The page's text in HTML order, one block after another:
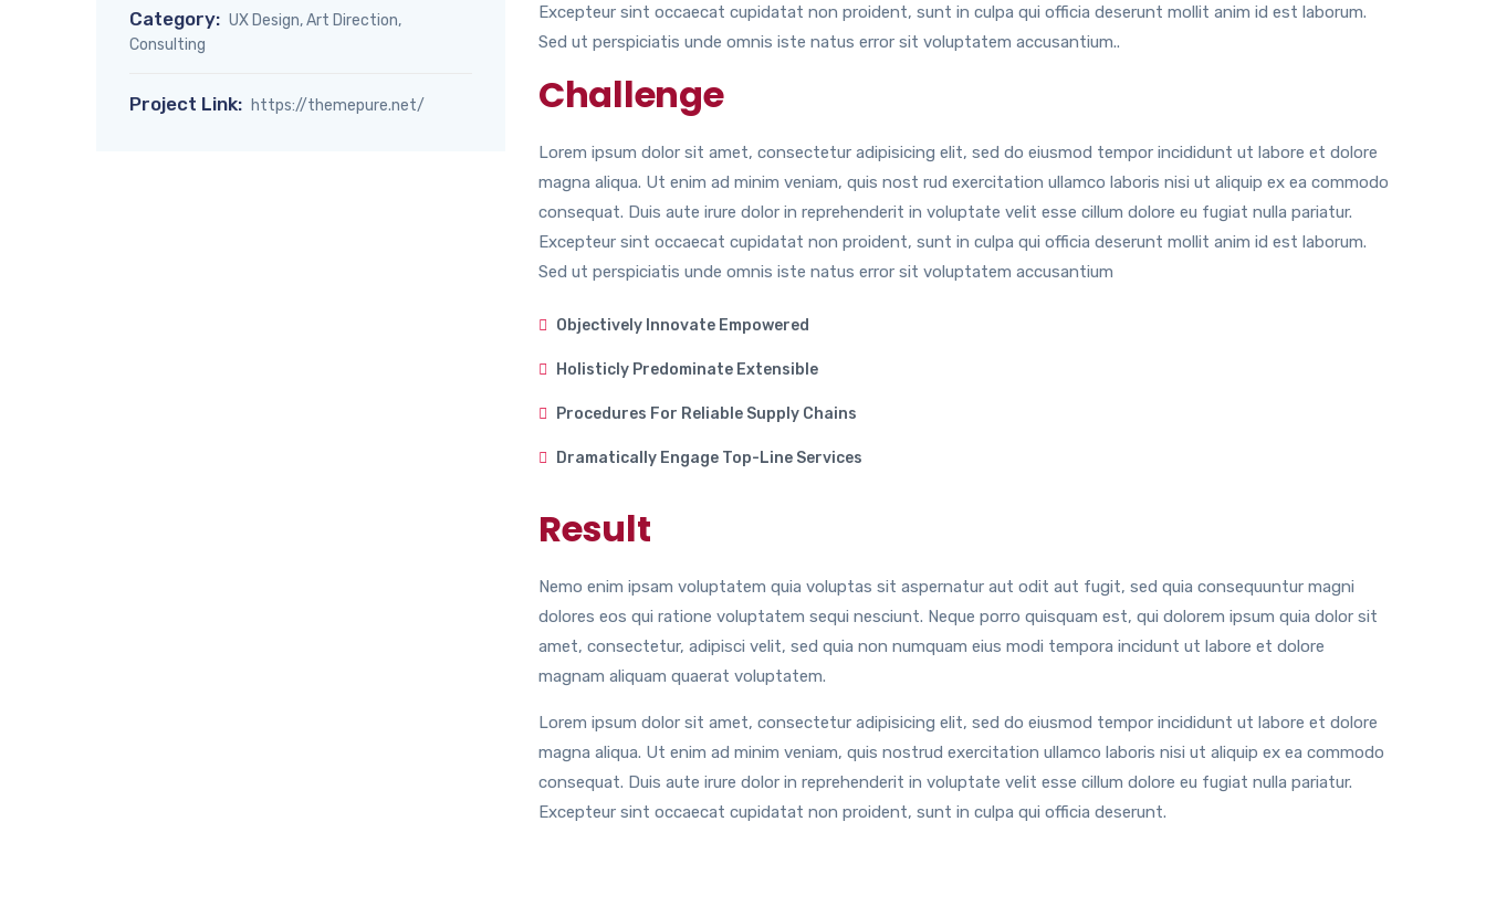
Category: UX Design, Art Direction,
Consulting
Project Link: https://themepure.net/
Excepteur sint occaecat cupidatat non proident, sunt in culpa qui officia deserunt mollit anim id est laborum.
Sed ut perspiciatis unde omnis iste natus error sit voluptatem accusantium..
Challenge
Lorem ipsum dolor sit amet, consectetur adipisicing elit, sed do eiusmod tempor incididunt ut labore et dolore
magna aliqua. Ut enim ad minim veniam, quis nost rud exercitation ullamco laboris nisi ut aliquip ex ea commodo
consequat. Duis aute irure dolor in reprehenderit in voluptate velit esse cillum dolore eu fugiat nulla pariatur.
Excepteur sint occaecat cupidatat non proident, sunt in culpa qui officia deserunt mollit anim id est laborum.
Sed ut perspiciatis unde omnis iste natus error sit voluptatem accusantium
Objectively Innovate Empowered
Holisticly Predominate Extensible
Procedures For Reliable Supply Chains
Dramatically Engage Top-Line Services
Result
Nemo enim ipsam voluptatem quia voluptas sit aspernatur aut odit aut fugit, sed quia consequuntur magni
dolores eos qui ratione voluptatem sequi nesciunt. Neque porro quisquam est, qui dolorem ipsum quia dolor sit
amet, consectetur, adipisci velit, sed quia non numquam eius modi tempora incidunt ut labore et dolore
magnam aliquam quaerat voluptatem.
Lorem ipsum dolor sit amet, consectetur adipisicing elit, sed do eiusmod tempor incididunt ut labore et dolore
magna aliqua. Ut enim ad minim veniam, quis nostrud exercitation ullamco laboris nisi ut aliquip ex ea commodo
consequat. Duis aute irure dolor in reprehenderit in voluptate velit esse cillum dolore eu fugiat nulla pariatur.
Excepteur sint occaecat cupidatat non proident, sunt in culpa qui officia deserunt.